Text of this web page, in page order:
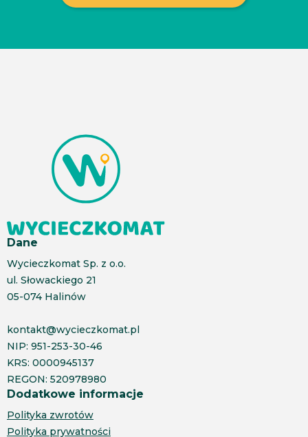
Dane
Wycieczkomat Sp. z o.o.
ul. Słowackiego 21
05-074 Halinów
kontakt@wycieczkomat.pl
NIP: 951-253-30-46
KRS: 0000945137
REGON: 520978980
Dodatkowe informacje
Polityka zwrotów
Polityka prywatności